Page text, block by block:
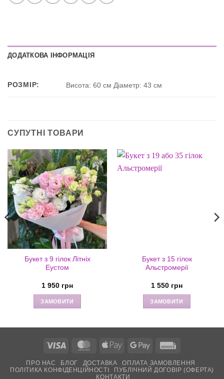
ДОДАТКОВА ІНФОРМАЦІЯ
РОЗМІР: Висота: 60 см Діаметр: 43 см
СУПУТНІ ТОВАРИ
Букет з 9 гілок Літніх
Еустом
1 950 грн
ЗАМОВИТИ
Букет з 15 гілок
Альстромерії
1 550 грн
ЗАМОВИТИ
Visa MasterCardApple
Google
ПРО НАС БЛОГ ДОСТАВКА
ОПЛАТА ЗАМОВЛЕННЯ
ПОЛІТИКА КОНФІДЕНЦІЙНОСТІ
ПУБЛІЧНИЙ ДОГОВІР (ОФЕРТА)
КОНТАКТИ